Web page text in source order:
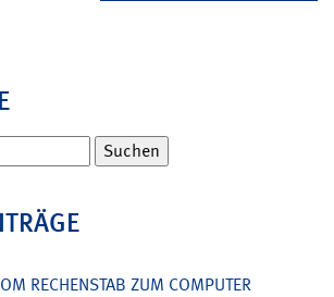
RECHENSTAB ZUM COMPUTER